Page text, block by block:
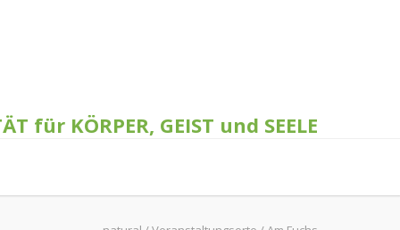
KÖRPER, GEIST und SEELE